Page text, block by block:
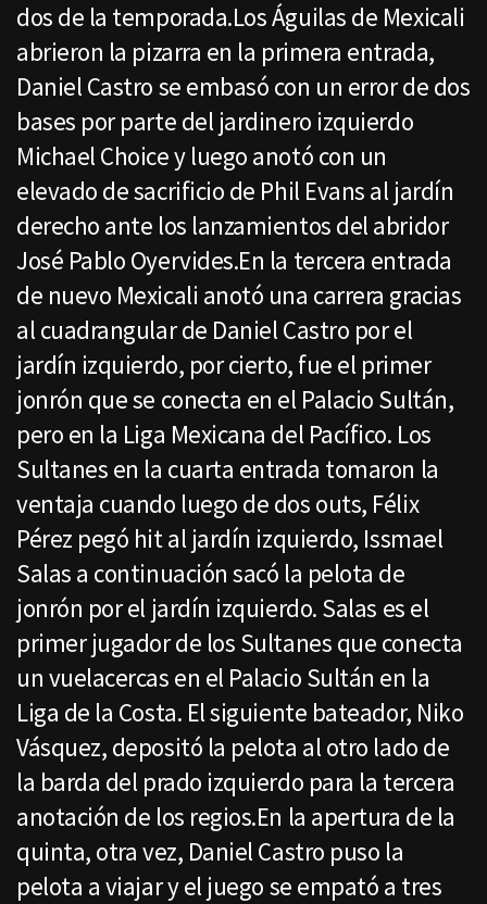
dos de la temporada.Los Águilas de Mexicali
abrieron la pizarra en la primera entrada,
Daniel Castro se embasó con un error de dos
bases por parte del jardinero izquierdo
Michael Choice y luego anotó con un
elevado de sacrificio de Phil Evans al jardín
derecho ante los lanzamientos del abridor
José Pablo Oyervides.En la tercera entrada
de nuevo Mexicali anotó una carrera gracias
al cuadrangular de Daniel Castro por el
jardín izquierdo, por cierto, fue el primer
jonrón que se conecta en el Palacio Sultán,
pero en la Liga Mexicana del Pacífico. Los
Sultanes en la cuarta entrada tomaron la
ventaja cuando luego de dos outs, Félix
Pérez pegó hit al jardín izquierdo, Issmael
Salas a continuación sacó la pelota de
jonrón por el jardín izquierdo. Salas es el
primer jugador de los Sultanes que conecta
un vuelacercas en el Palacio Sultán en la
Liga de la Costa. El siguiente bateador, Niko
Vásquez, depositó la pelota al otro lado de
la barda del prado izquierdo para la tercera
anotación de los regios.En la apertura de la
quinta, otra vez, Daniel Castro puso la
pelota a viajar y el juego se empató a tres